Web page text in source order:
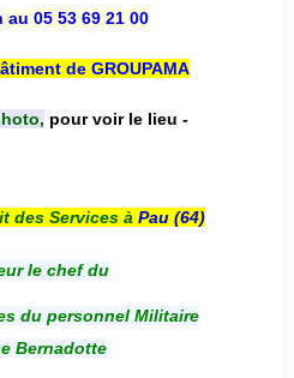
au 05 53 69 21 00
de GROUPAMA
pour voir le lieu -
des Services à Pau (64)
le chef du
du personnel Militaire
Bernadotte